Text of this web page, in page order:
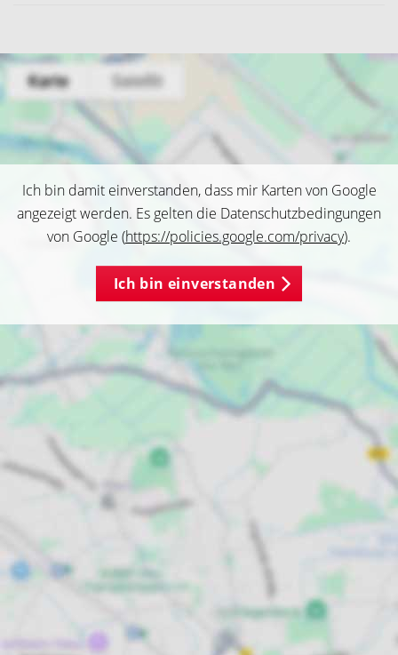
Ich bin damit einverstanden, dass mir Karten von Google
angezeigt werden. Es gelten die Datenschutzbedingungen
von Google (https://policies.google.com/privacy).
Ich bin einverstanden